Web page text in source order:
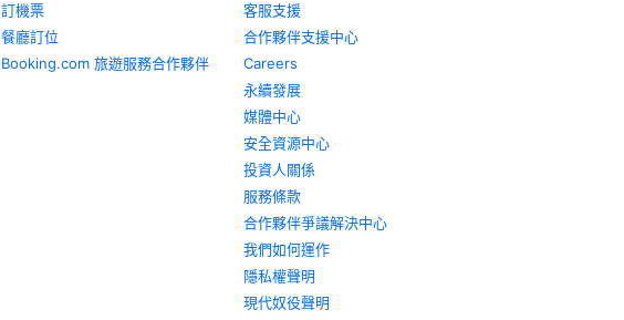
訂機票
餐廳訂位
Booking.com 旅遊服務合作夥伴
客服支援
合作夥伴支援中心
Careers
永續發展
媒體中心
安全資源中心
投資人關係
服務條款
合作夥伴爭議解決中心
我們如何運作
隱私權聲明
現代奴役聲明